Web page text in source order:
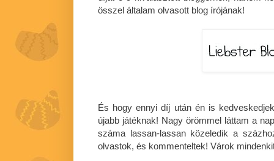
összel általam olvasott blog írójának!
És hogy ennyi díj után én is
újabb játéknak! Nagy örömmel láttam a
száma lassan-lassan közeledik a
olvastok, és kommenteltek! Várok